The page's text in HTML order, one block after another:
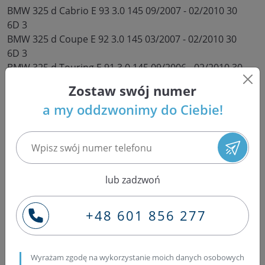
BMW 325 d Cabrio E 93 3.0 145 09/2007 - 02/2010 30
6D 3
BMW 325 d Coupe E 92 3.0 145 03/2007 - 02/2010 30
6D 3
BMW 325 d Touring E 91 3.0 145 09/2006 - 02/2010 30
BMW 525 d E 60 3.0 145 03/2007 - 02/2010 30 6D 3
BMW 525 d Touring E 61 3.0 145 03/2007 - 08/2010 30
BMW 525 d Touring xDrive E 61 3.0 145 09/2008 -
08/2010 30 6D 3
BMW 525 d xDrive E 60 3.0 145 09/2008 - 02/2010 30 6D
BMW 525 xd E 60 3.0 145 09/2007 - 08/2008 30 6D 3
BMW 525 xd Touring E 61 3.0 145 09/2007 - 08/2008 30
6D 3
Czy opłaca się regenerować
Zostaw swój numer
a my oddzwonimy do Ciebie!
lub zadzwoń
+48 601 856 277
Wyrażam zgodę na wykorzystanie moich danych osobowych